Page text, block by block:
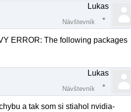
Lukas
Návštevník
ERROR: The following packages
Lukas
Návštevník
a tak som si stiahol nvidia-